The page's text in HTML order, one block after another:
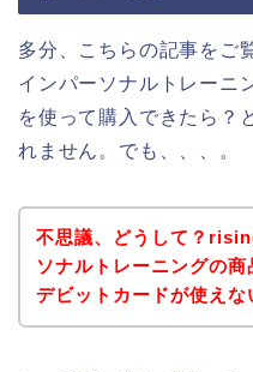
多分、こちらの記事をご
インパーソナルトレーニ
を使って購入できたら？
れません。でも、、、。
不思議、どうして？
ソナルトレーニングの商
デビットカードが使えな